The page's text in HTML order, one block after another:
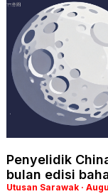
Penyelidik
bulan edisi
Utusan Sarawak